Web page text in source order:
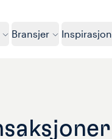
Bransjer Inspirasjon